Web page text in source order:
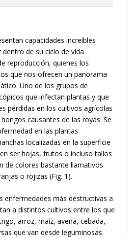
capacidades increíbles
de su ciclo de vida
reproducción, quienes los
que nos ofrecen un panorama
Uno de los grupos de
que infectan plantas y que
pérdidas en los cultivos agrícolas
causantes de las royas. Se
en las plantas
localizadas en la superficie
ser hojas, frutos o incluso tallos
de colores bastante llamativos
o rojizas (Fig. 1).
enfermedades más destructivas a
a distintos cultivos entre los que
arroz, maíz, avena, cebada,
que van desde leguminosas